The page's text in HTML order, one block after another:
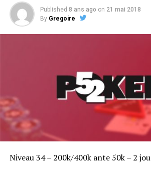
Published 8 ans ago on 21 mai 2018
By Gregoire
Niveau 34 – 200k/400k ante 50k – 2